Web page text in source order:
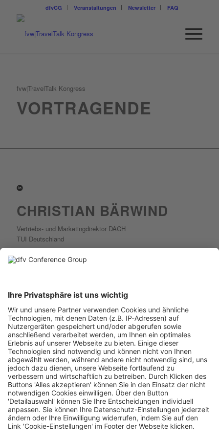
dfvCG Veranstaltungen Newsletter FAQ
fvw|TravelTalk Kongress
VORTRAGENDE
CHRISTIAN BÄRWIND
Vertriebs- und Marketingdirektor DACH
TUI Deutschland
Bärwind
begann seine Karriere 2002 bei TUI Deutschland als
Werksstudent und übernahm im Laufe der Jahre verschiedene
wechselte. Dort setzte er in leitender Position strategische
Impulse für die Reisebranche, insbesondere im Hinblick auf
Omnichannel-Strategien.
In den darauffolgenden Jahren verantwortete er in verschiedenen
Führungsrollen unter anderem die Entwicklung und Umsetzung
strategischer Partnerschaften, die Skalierung globaler Retail-
Geschäfte und KI-gestützte Innovationen. Zuletzt war er bei
Google alsDirectorfür die Industrien Automotive,
Telekommunikation und Tech&B2B verantwortlich.
Bärwindbringt über 20 Jahre Führungserfahrung mit – unter
anderem in den Bereichen strategische Skalierung und
Omnichannel-Management. Seit Herbst 2025 verantwortet er bei
TUI Deutschland den Bereich Vertrieb und Marketing in der